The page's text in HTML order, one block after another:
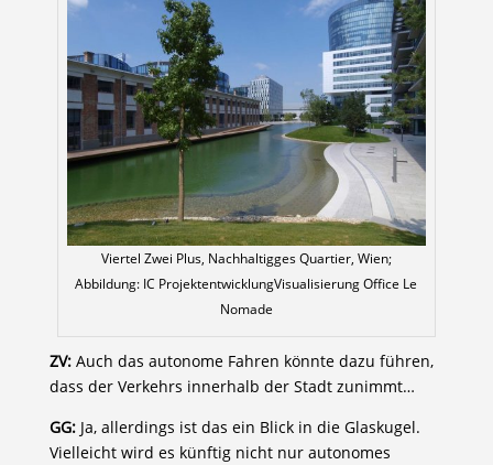
Viertel Zwei Plus, Nachhaltigges Quartier, Wien;
Abbildung: IC ProjektentwicklungVisualisierung Office Le
Nomade
ZV: Auch das autonome Fahren könnte dazu führen,
dass der Verkehrs innerhalb der Stadt zunimmt…
GG:Ja, allerdings ist das ein Blick in die Glaskugel.
Vielleicht wird es künftig nicht nur autonomes